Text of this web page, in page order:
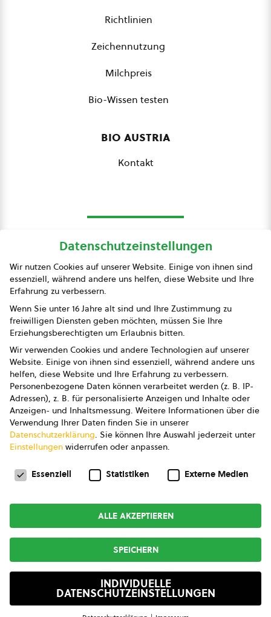
Richtlinien
Zeichennutzung
Milchpreis
Bio-Wissen testen
bio austria
Kontakt
Presse
Impressum
Datenschutz
AGB
AGB Marketing GmbH
AGB Bildung
Newsletter
Copyright © 2026bio austria
Datenschutzeinstellungen
Wir nutzen Cookies auf unserer Website. Einige von ihnen sind
essenziell, während andere uns helfen, diese Website und Ihre
Erfahrung zu verbessern.
Wenn Sie unter 16 Jahre alt sind und Ihre Zustimmung zu
freiwilligen Diensten geben möchten, müssen Sie Ihre
Erziehungsberechtigten um Erlaubnis bitten.
Wir verwenden Cookies und andere Technologien auf unserer
Website. Einige von ihnen sind essenziell, während andere uns
helfen, diese Website und Ihre Erfahrung zu verbessern.
Personenbezogene Daten können verarbeitet werden (z. B. IP-
Adressen), z. B. für personalisierte Anzeigen und Inhalte oder
Anzeigen- und Inhaltsmessung. Weitere Informationen über die
Verwendung Ihrer Daten finden Sie in unserer
Datenschutzerklärung. Sie können Ihre Auswahl jederzeit unter
Einstellungen widerrufen oder anpassen.
Datenschutzeinstellungen
Essenziell Statistiken Externe Medien
ALLE AKZEPTIEREN
SPEICHERN
INDIVIDUELLE
DATENSCHUTZEINSTELLUNGEN